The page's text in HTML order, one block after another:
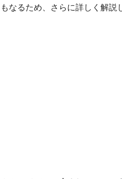
なるため、さらに詳しく解説